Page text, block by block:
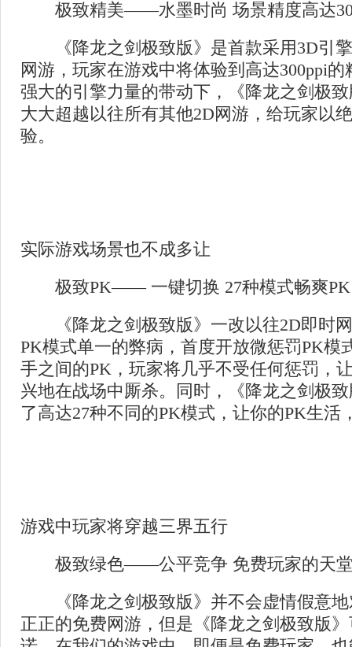
极致精美——水墨时尚 场景精度高达
《降龙之剑极致版》是首款采用3D引擎
网游，玩家在游戏中将体验到高达300ppi
强大的引擎力量的带动下，《降龙之剑极
大大超越以往所有其他2D网游，给玩家以
验。
实际游戏场景也不成多让
极致PK—— 一键切换 27种模式畅爽PK
《降龙之剑极致版》一改以往2D即时网
PK模式单一的弊病，首度开放微惩罚PK模
手之间的PK，玩家将几乎不受任何惩罚，
兴地在战场中厮杀。同时，《降龙之剑极
了高达27种不同的PK模式，让你的PK生活
游戏中玩家将穿越三界五行
极致绿色——公平竞争 免费玩家的天
《降龙之剑极致版》并不会虚情假意地
正正的免费网游，但是《降龙之剑极致版